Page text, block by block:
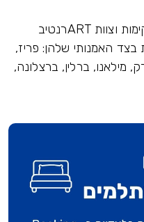
הסיורים מועברים כיום על ידי המקימות וצוות ARTרנטיב
בצד האמנותי שלהן: פריז,
מילאנו, ברלין, ברצלונה,